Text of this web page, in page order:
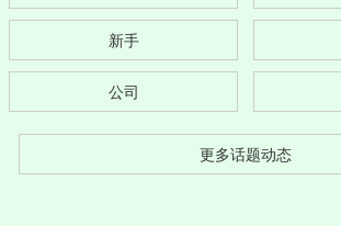
新手
公司
更多话题动态